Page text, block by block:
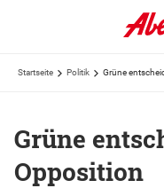
Startseite Politik Grüne
Grüne
Opposition